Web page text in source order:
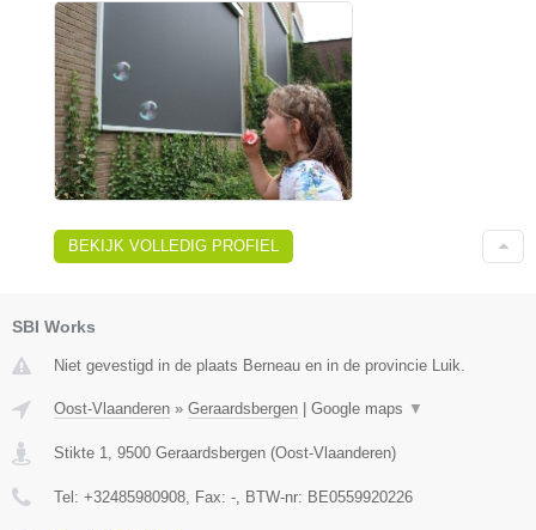
BEKIJK VOLLEDIG PROFIEL
SBI Works
Niet gevestigd in de plaats Berneau en in de provincie Luik.
Oost-Vlaanderen » Geraardsbergen | Google maps ▼
Stikte 1 9500 Geraardsbergen (Oost-Vlaanderen)
Tel: +32485980908 , Fax: - , BTW-nr: BE0559920226